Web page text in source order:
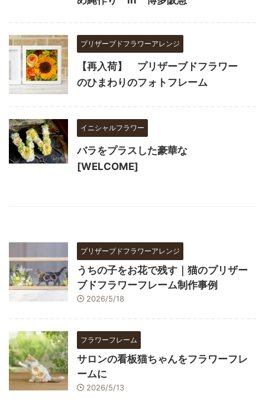
プリザーブドフラワーアレンジ
【再入荷】 プリザーブドフラワー
のひまわりのフォトフレーム
イニシャルフラワー
バラをプラスした豪華な
[WELCOME]
プリザーブドフラワーアレンジ
うちの子をお花で残す｜猫のプリザー
ブドフラワーフレーム制作事例
2026/5/18
フラワーフレーム
サロンの看板猫ちゃんをフラワーフレ
ームに
2026/5/13